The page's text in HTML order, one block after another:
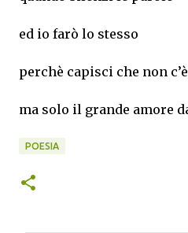
ed io farò lo stesso
perchè capisci che non
ma solo il grande amore
POESIA